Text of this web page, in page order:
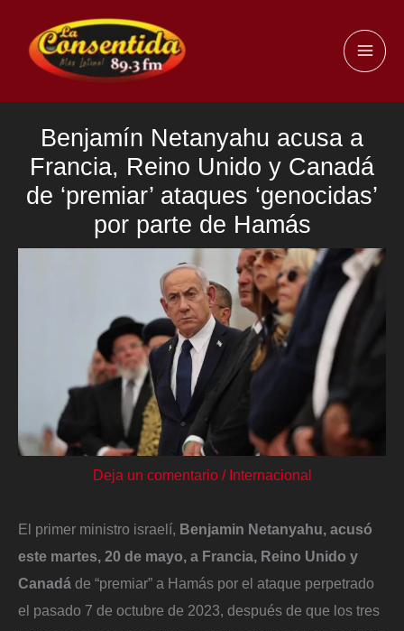
contenido
Benjamín Netanyahu acusa a
Francia, Reino Unido y Canadá
de ‘premiar’ ataques ‘genocidas’
por parte de Hamás
Deja un comentario / Internacional
El primer ministro israelí, Benjamin Netanyahu, acusó
este martes, 20 de mayo, a Francia, Reino Unido y
Canadá de “premiar” a Hamás por el ataque perpetrado
el pasado 7 de octubre de 2023, después de que los tres